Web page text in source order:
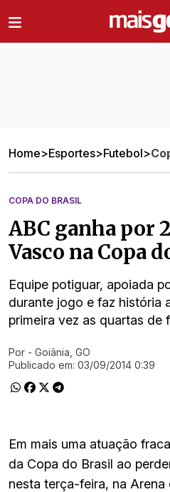
Home>Esportes>Futebol>
COPA DO BRASIL
ABC ganha por
Vasco na Copa
Equipe potiguar, apoiada
durante jogo e faz história
primeira vez as quartas de
Ir direto pra matéria
Por - Goiânia, GO
Publicado em: 03/09/2014 0:39
Em mais uma atuação
da Copa do Brasil ao
nesta terça-feira, na Arena